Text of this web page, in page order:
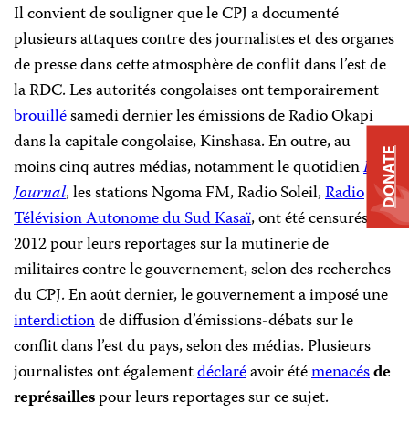
Il convient de souligner que le CPJ a documenté
plusieurs attaques contre des journalistes et des organes
de presse dans cette atmosphère de conflit dans l’est de
la RDC. Les autorités congolaises ont temporairement
brouillésamedi dernier les émissions de Radio Okapi
dans la capitale congolaise, Kinshasa. En outre, au
moins cinq autres médias, notamment le quotidienLe
Journal, les stations Ngoma FM, Radio Soleil,Radio
Télévision Autonome du Sud Kasaï, ont été censurés en
2012 pour leurs reportages sur la mutinerie de
militaires contre le gouvernement, selon des recherches
du CPJ. En août dernier, le gouvernement a imposé une
interdictionde diffusion d’émissions-débats sur le
conflit dans l’est du pays, selon des médias. Plusieurs
journalistes ont égalementdéclaréavoir étémenacésde
représaillespour leurs reportages sur ce sujet.
DONATE